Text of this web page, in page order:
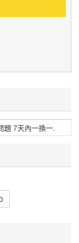
題 7天內一換一.